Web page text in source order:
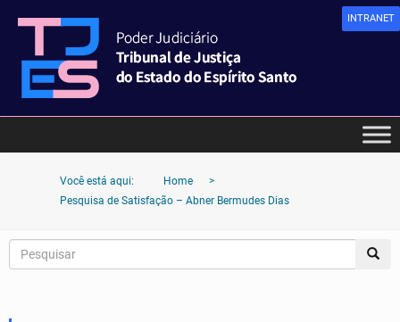
INTRANET
Você está aqui: Home
>
Pesquisa de Satisfação – Abner Bermudes Dias